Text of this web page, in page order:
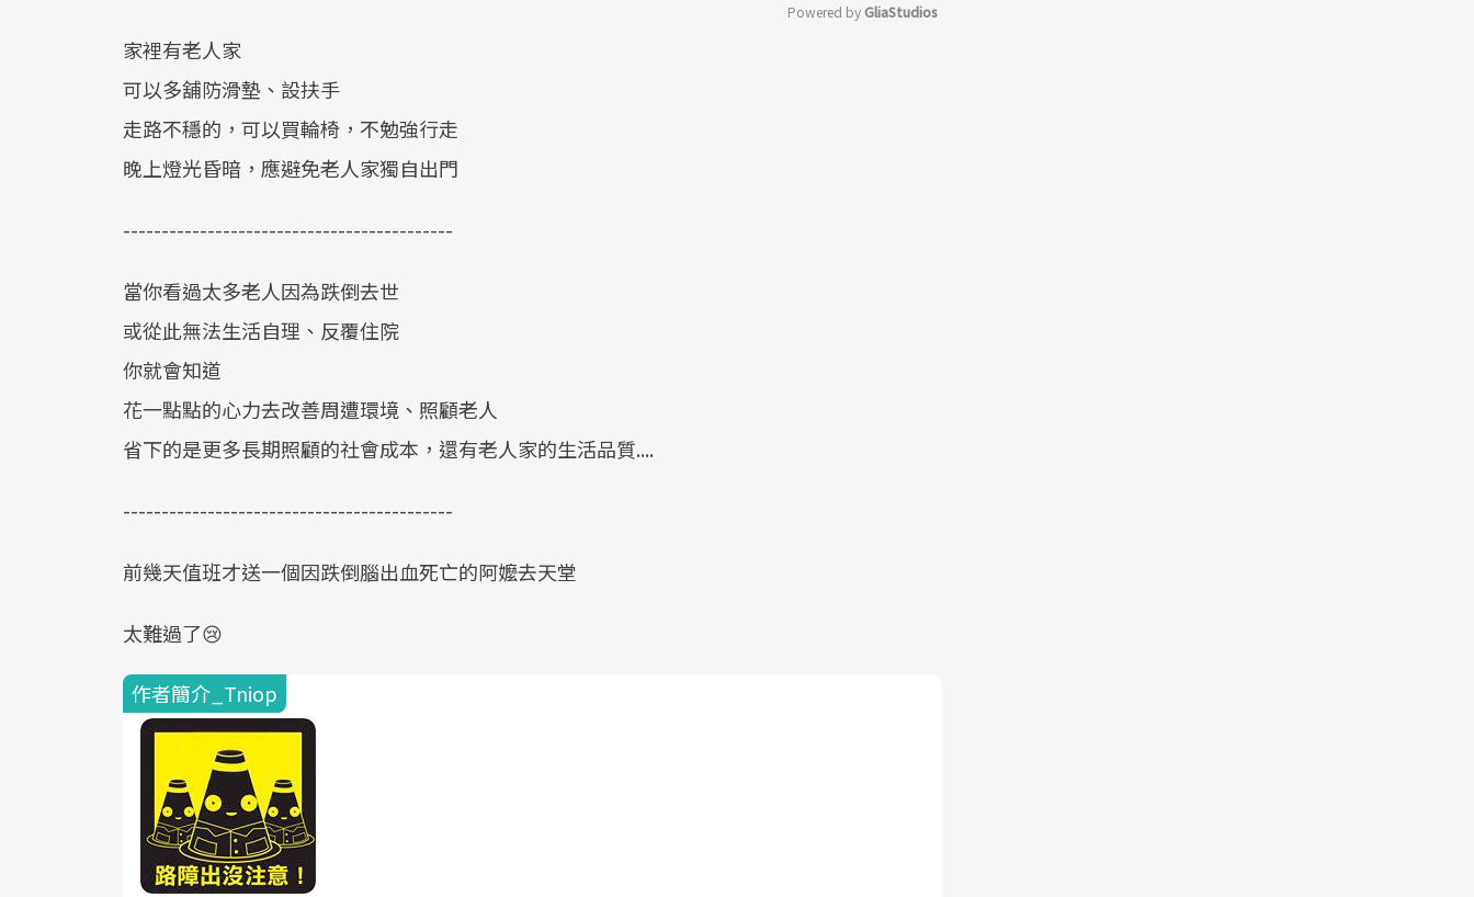
Powered by GliaStudios
家裡有老人家
可以多舖防滑墊、設扶手
走路不穩的，可以買輪椅，不勉強行走
晚上燈光昏暗，應避免老人家獨自出門
-------------------------------------------
當你看過太多老人因為跌倒去世
或從此無法生活自理、反覆住院
你就會知道
花一點點的心力去改善周遭環境、照顧老人
省下的是更多長期照顧的社會成本，還有老人家的生活品質....
-------------------------------------------
前幾天值班才送一個因跌倒腦出血死亡的阿嬤去天堂
太難過了😢
作者簡介_Tniop